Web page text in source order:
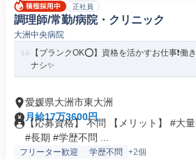
正社員
調理師/常勤/病院・クリニック
大洲中央病院
【ブランクOK⭕️】資格を活かすお仕事❗️働
ナシ✨
愛媛県大洲市東大洲
月給17万3600円
【応募資格】 不問 【メリット】 #大
#長期 #学歴不問 ...
フリーター歓迎 学歴不問 +2個